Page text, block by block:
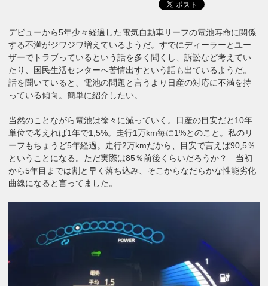
デビューから5年少々経過した電気自動車リーフの電池寿命に関係
する不満がジワジワ増えているようだ。すでにディーラーとユー
ザーでトラブっているという話を多く聞くし、訴訟など考えてい
たり、国民生活センターへ苦情出すという話も出ているようだ。
話を聞いていると、電池の問題と言うより日産の対応に不満を持
っている傾向。簡単に紹介したい。
当然のことながら電池は徐々に減っていく。日産の目安だと10年
単位で考えれば1年で1,5%。走行1万km毎に1%とのこと。私のリ
ーフもちょうど5年経過。走行2万kmだから、目安で言えば90,5％
ということになる。ただ実際は85％前後くらいだろうか？ 当初
から5年目までは割と早く落ち込み、そこからなだらかな性能劣化
曲線になると言ってました。